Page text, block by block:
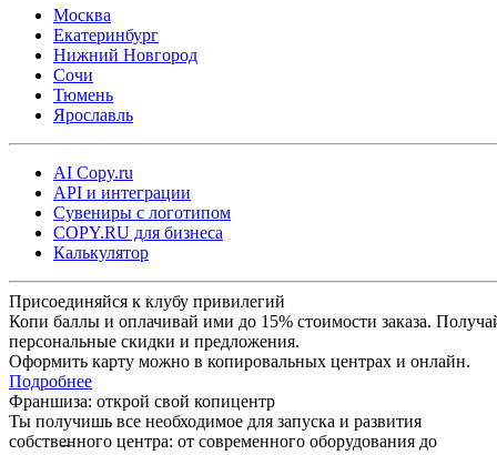
Москва
Екатеринбург
Нижний Новгород
Сочи
Тюмень
Ярославль
AI Copy.ru
API и интеграции
Сувениры с логотипом
COPY.RU для бизнеса
Калькулятор
Присоединяйся к клубу привилегий
Копи баллы и оплачивай ими до 15% стоимости заказа.
персональные скидки и предложения.
Оформить карту можно в копировальных центрах и онлайн.
Подробнее
Франшиза: открой свой копицентр
Ты получишь все необходимое для запуска и развития
собственного центра: от современного оборудования до